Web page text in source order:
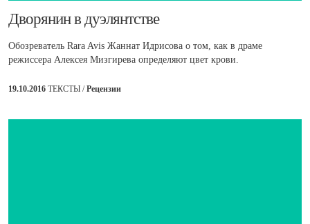
​Дворянин в дуэлянтстве
Обозреватель Rara Avis Жаннат Идрисова о том, как в драме
режиссера Алексея Мизгирева определяют цвет крови.
19.10.2016 ТЕКСТЫ /Рецензии